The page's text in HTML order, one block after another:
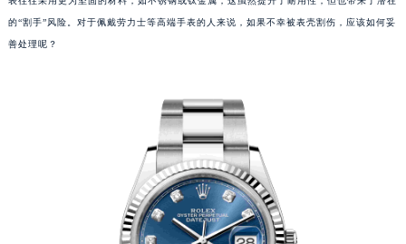
的“割手”风险。对于佩戴劳力士等高端手表的人来说，如果不幸被表壳割伤，应该如何妥
善处理呢？